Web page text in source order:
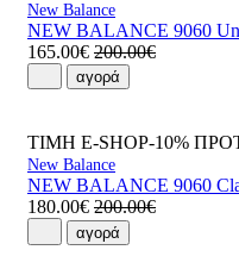
New Balance
NEW BALANCE 9060
165.00€ 200.00€
αγορά
ΤΙΜΗ E-SHOP-10%
New Balance
NEW BALANCE 9060
180.00€ 200.00€
αγορά